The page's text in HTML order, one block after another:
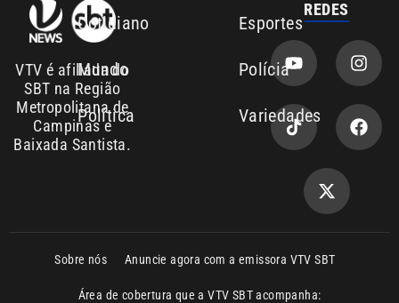
VTV é afiliada do
SBT na Região
Metropolitana de
Campinas e
Baixada Santista.
Cotidiano Esportes
Mundo Polícia
Política Variedades
REDES
Sobre nós Anuncie agora com a emissora VTV SBT
Área de cobertura que a VTV SBT acompanha: